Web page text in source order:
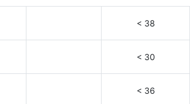
< 38
< 30
< 36